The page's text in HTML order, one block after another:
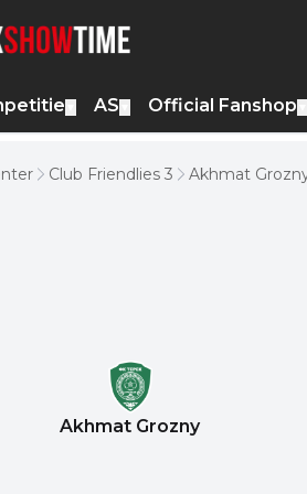
AS Official Fanshop
Club Friendlies 3 Akhmat
Akhmat Grozny